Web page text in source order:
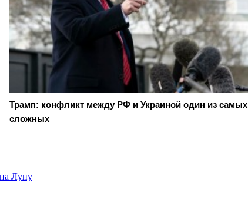
Трамп: конфликт между РФ и Украиной один из самых
сложных
Луну